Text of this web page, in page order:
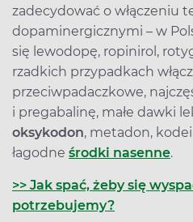
zadecydować o włączeniu
dopaminergicznymi – w
się lewodopę, ropinirol,
rzadkich przypadkach
przeciwpadaczkowe,
i pregabalinę, małe dawki
oksykodon, metadon,
łagodne środki nasenne.
>> Jak spać, żeby się
potrzebujemy?